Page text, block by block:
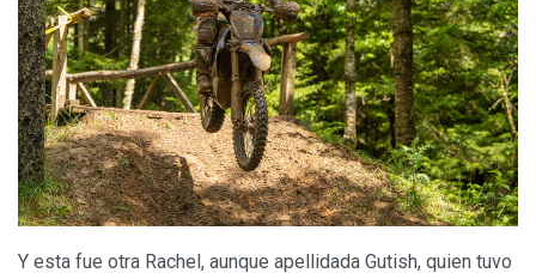
Y esta fue otra Rachel, aunque apellidada Gutish, quien tuvo